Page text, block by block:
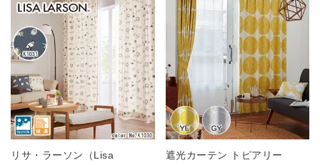
リサ・ラーソン（Lisa
遮光カーテン トピアリー